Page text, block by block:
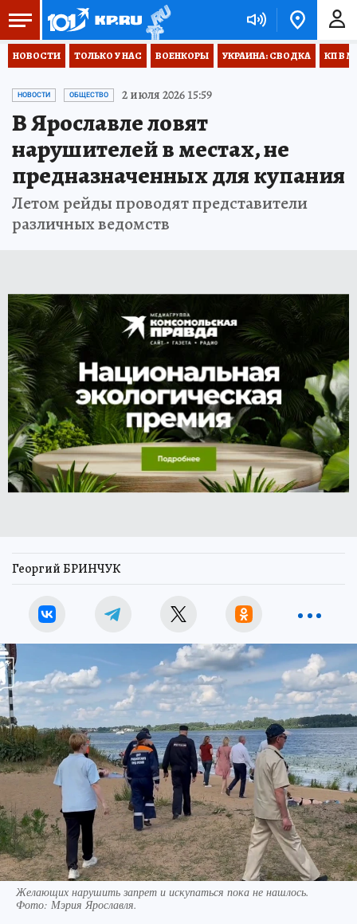
НОВОСТИ ТОЛЬКО У НАС ВОЕНКОРЫ УКРАИНА: СВОДКА КП В
НОВОСТИ ОБЩЕСТВО 2 июля 2026 15:59
В Ярославле ловят
нарушителей в местах, не
предназначенных для купания
Летом рейды проводят представители
различных ведомств
Георгий БРИНЧУК
Желающих нарушить запрет и искупаться пока не нашлось.
Фото: Мэрия Ярославля.